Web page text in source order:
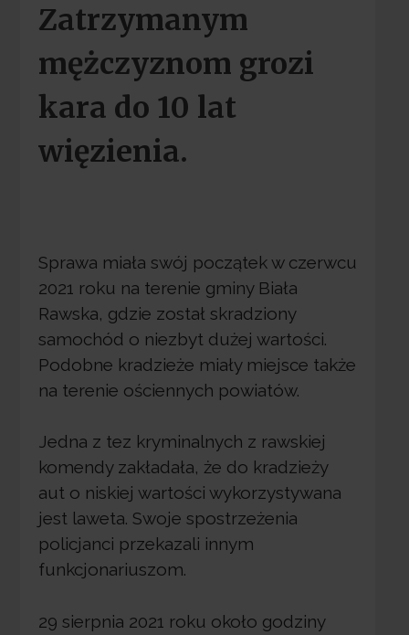
Zatrzymanym
mężczyznom grozi
kara do 10 lat
więzienia.
Sprawa miała swój początek w czerwcu
2021 roku na terenie gminy Biała
Rawska, gdzie został skradziony
samochód o niezbyt dużej wartości.
Podobne kradzieże miały miejsce także
na terenie ościennych powiatów.
Jedna z tez kryminalnych z rawskiej
komendy zakładała, że do kradzieży
aut o niskiej wartości wykorzystywana
jest laweta. Swoje spostrzeżenia
policjanci przekazali innym
funkcjonariuszom.
29 sierpnia 2021 roku około godziny